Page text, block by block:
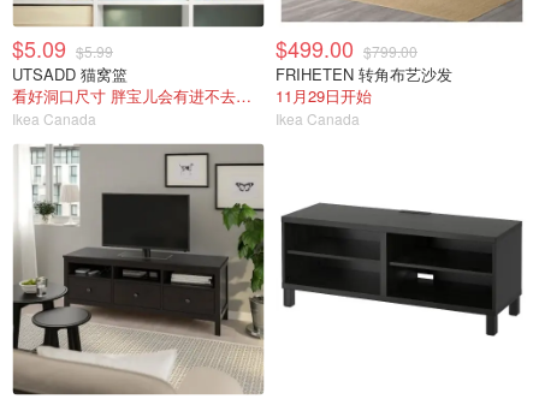
$5.09 $5.99
UTSADD 猫窝篮
看好洞口尺寸 胖宝儿会有进不去的风险
Ikea Canada
$499.00 $799.00
FRIHETEN 转角布艺沙发
11月29日开始
Ikea Canada